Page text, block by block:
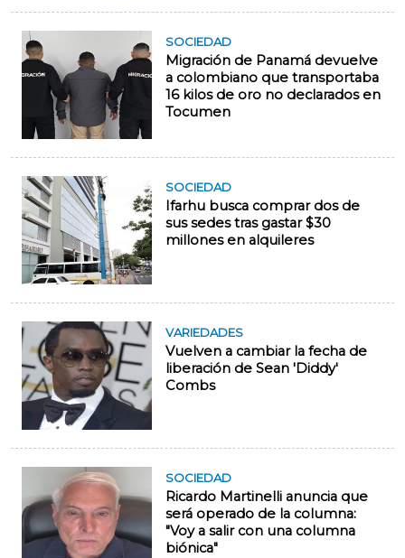
SOCIEDAD
Migración de Panamá devuelve
a colombiano que transportaba
16 kilos de oro no declarados en
Tocumen
SOCIEDAD
Ifarhu busca comprar dos de
sus sedes tras gastar $30
millones en alquileres
VARIEDADES
Vuelven a cambiar la fecha de
liberación de Sean 'Diddy'
Combs
SOCIEDAD
Ricardo Martinelli anuncia que
será operado de la columna:
"Voy a salir con una columna
biónica"